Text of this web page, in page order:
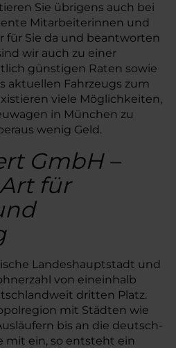
Sie übrigens auch bei
Mitarbeiterinnen und
für Sie da und beantworten
wir auch zu einer
günstigen Raten sowie
aktuellen Fahrzeugs zum
viele Möglichkeiten,
in München zu
wenig Geld.
GmbH –
für
Landeshauptstadt und
von eineinhalb
dritten Platz.
mit Städten wie
bis an die deutsch-
mit ein, so entsteht ein